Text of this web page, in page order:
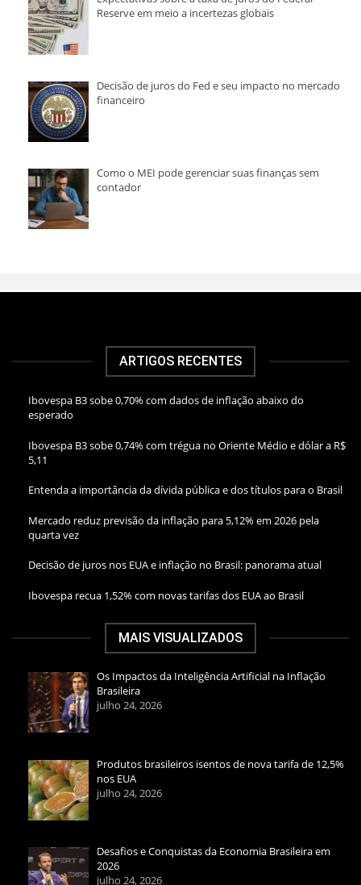
Reserve em meio a incertezas globais
Decisão de juros do Fed e seu impacto no mercado
financeiro
Como o MEI pode gerenciar suas finanças sem
contador
ARTIGOS RECENTES
Ibovespa B3 sobe 0,70% com dados de inflação abaixo do
esperado
Ibovespa B3 sobe 0,74% com trégua no Oriente Médio e dólar a R$
5,11
Entenda a importância da dívida pública e dos títulos para o Brasil
Mercado reduz previsão da inflação para 5,12% em 2026 pela
quarta vez
Decisão de juros nos EUA e inflação no Brasil: panorama atual
Ibovespa recua 1,52% com novas tarifas dos EUA ao Brasil
MAIS VISUALIZADOS
Os Impactos da Inteligência Artificial na Inflação
Brasileira
julho 24, 2026
Produtos brasileiros isentos de nova tarifa de 12,5%
nos EUA
julho 24, 2026
Desafios e Conquistas da Economia Brasileira em
2026
julho 24, 2026